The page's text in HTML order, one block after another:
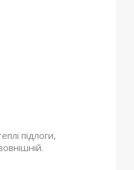
підлоги,